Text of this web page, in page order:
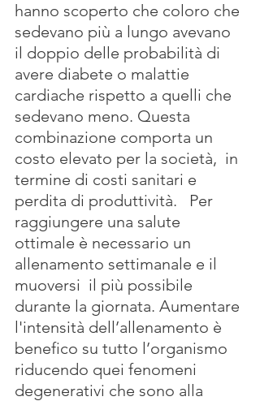
hanno scoperto che coloro che
sedevano più a lungo avevano
il doppio delle probabilità di
avere diabete o malattie
cardiache rispetto a quelli che
sedevano meno. Questa
combinazione comporta un
costo elevato per la società,  in
termine di costi sanitari e
perdita di produttività.   Per
raggiungere una salute
ottimale è necessario un
allenamento settimanale e il
muoversi  il più possibile
durante la giornata. Aumentare
l'intensità dell’allenamento è
benefico su tutto l’organismo
riducendo quei fenomeni
degenerativi che sono alla